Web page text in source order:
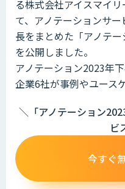
る株式会社アイスマイ
て、アノテーションサ
長をまとめた「アノテー
を公開しました。
アノテーション2023年
企業6社が事例やユース
＼「アノテーション
ビ
今すぐ